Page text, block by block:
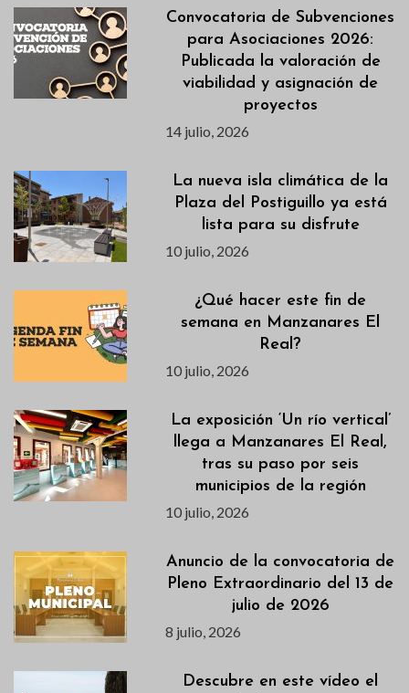
Convocatoria de Subvenciones
para Asociaciones 2026:
Publicada la valoración de
viabilidad y asignación de
proyectos
14 julio, 2026
La nueva isla climática de la
Plaza del Postiguillo ya está
lista para su disfrute
10 julio, 2026
¿Qué hacer este fin de
semana en Manzanares El
Real?
10 julio, 2026
La exposición ‘Un río vertical’
llega a Manzanares El Real,
tras su paso por seis
municipios de la región
10 julio, 2026
Anuncio de la convocatoria de
Pleno Extraordinario del 13 de
julio de 2026
8 julio, 2026
Descubre en este vídeo el